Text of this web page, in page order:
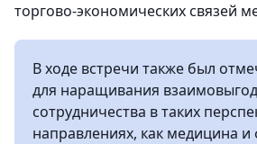
торгово-экономических связей
В ходе встречи также был
для наращивания
сотрудничества в таких
направлениях, как медицина